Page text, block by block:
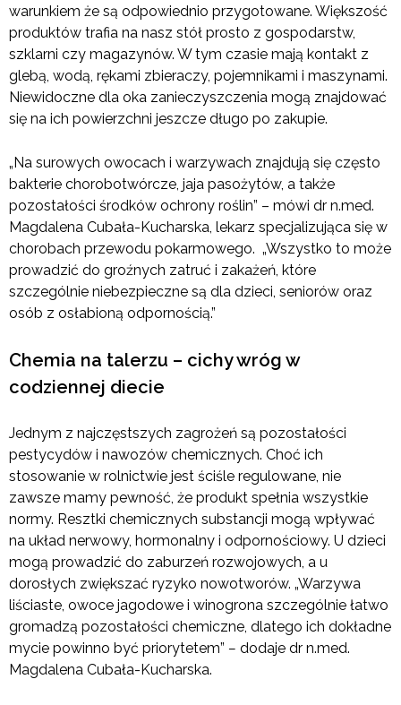
warunkiem że są odpowiednio przygotowane. Większość
produktów trafia na nasz stół prosto z gospodarstw,
szklarni czy magazynów. W tym czasie mają kontakt z
glebą, wodą, rękami zbieraczy, pojemnikami i maszynami.
Niewidoczne dla oka zanieczyszczenia mogą znajdować
się na ich powierzchni jeszcze długo po zakupie.
„Na surowych owocach i warzywach znajdują się często
bakterie chorobotwórcze, jaja pasożytów, a także
pozostałości środków ochrony roślin” – mówi dr n.med.
Magdalena Cubała-Kucharska, lekarz specjalizująca się w
chorobach przewodu pokarmowego. „Wszystko to może
prowadzić do groźnych zatruć i zakażeń, które
szczególnie niebezpieczne są dla dzieci, seniorów oraz
osób z osłabioną odpornością.”
Chemia na talerzu – cichy wróg w
codziennej diecie
Jednym z najczęstszych zagrożeń są pozostałości
pestycydów i nawozów chemicznych. Choć ich
stosowanie w rolnictwie jest ściśle regulowane, nie
zawsze mamy pewność, że produkt spełnia wszystkie
normy. Resztki chemicznych substancji mogą wpływać
na układ nerwowy, hormonalny i odpornościowy. U dzieci
mogą prowadzić do zaburzeń rozwojowych, a u
dorosłych zwiększać ryzyko nowotworów. „Warzywa
liściaste, owoce jagodowe i winogrona szczególnie łatwo
gromadzą pozostałości chemiczne, dlatego ich dokładne
mycie powinno być priorytetem” – dodaje dr n.med.
Magdalena Cubała-Kucharska.